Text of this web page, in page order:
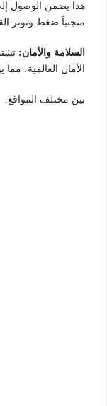
هذا يضمن الوصول
متجنباً ضغط وتوتر
السلامة والأمان:
الأمان العالمية،
بين مختلف المواقع.